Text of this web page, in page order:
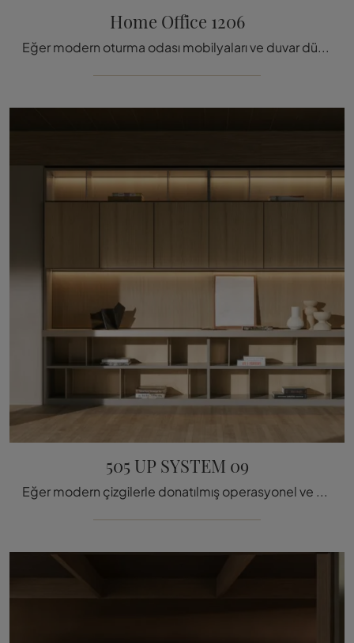
Home Office 1206
Eğer modern oturma odası mobilyaları ve duvar düzenleri arıyorsanız, Lago'nun Home Office 1206 modelini tercih edin: tıklayın ve
505 UP SYSTEM 09
Eğer modern çizgilerle donatılmış operasyonel ve pratik bir konaklama istiyorsanız, size Molteni & C. 505 UP SYSTEM 09 duvar ü